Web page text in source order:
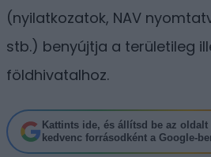
(nyilatkozatok, NAV
stb.) benyújtja a területileg
földhivatalhoz.
Kattints ide, és állítsd be az oldalt
kedvenc forrásodként a Google-